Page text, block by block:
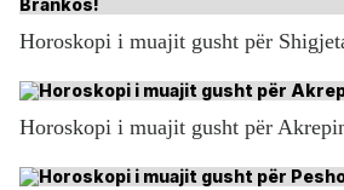
Horoskopi i muajit gusht për
Horoskopi i muajit gusht për